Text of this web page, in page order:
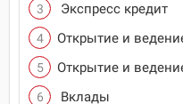
Экспресс кредит
Открытие и
Открытие и
Вклады